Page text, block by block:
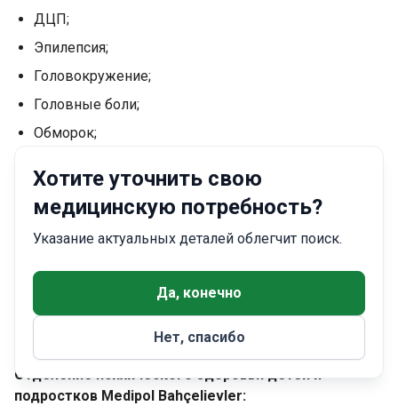
ДЦП;
Эпилепсия;
Головокружение;
Головные боли;
Обморок;
Младенцы из группы высокого риска
(преждевременные, трудные роды и т. д.,
последующее наблюдение);
Врожденные метаболические и генетические
нарушения, поражающие нервную систему;
Расстройство аутистического спектра.
Отделение психического здоровья детей и
подростков Medipol Bahçelievler:
Хотите уточнить свою
медицинскую потребность?
Указание актуальных деталей облегчит поиск.
Да, конечно
Нет, спасибо